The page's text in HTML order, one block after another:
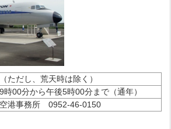
ただし、荒天時は除く）
時00分から午後5時00分まで（通年）
港事務所 0952-46-0150